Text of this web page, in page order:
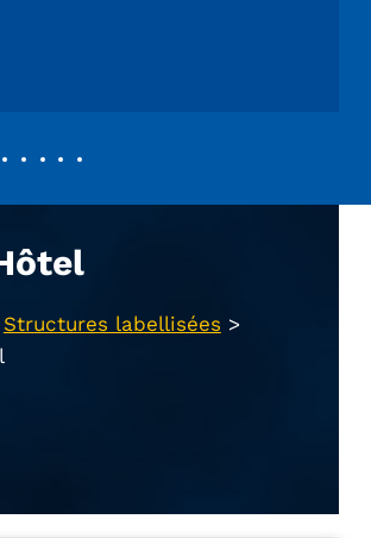
Structures labellisées >